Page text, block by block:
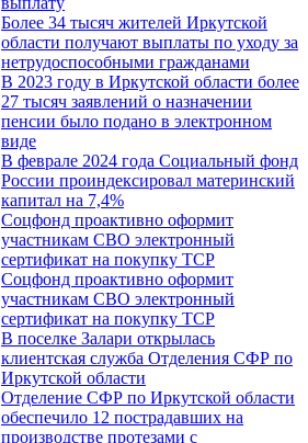
Более 34 тысяч жителей Иркутской
области получают выплаты по уходу за
нетрудоспособными гражданами
В 2023 году в Иркутской области более
27 тысяч заявлений о назначении
пенсии было подано в электронном
виде
В феврале 2024 года Социальный фонд
России проиндексировал материнский
капитал на 7,4%
Соцфонд проактивно оформит
участникам СВО электронный
сертификат на покупку ТСР
Соцфонд проактивно оформит
участникам СВО электронный
сертификат на покупку ТСР
В поселке Залари открылась
клиентская служба Отделения СФР по
Иркутской области
Отделение СФР по Иркутской области
обеспечило 12 пострадавших на
производстве протезами с